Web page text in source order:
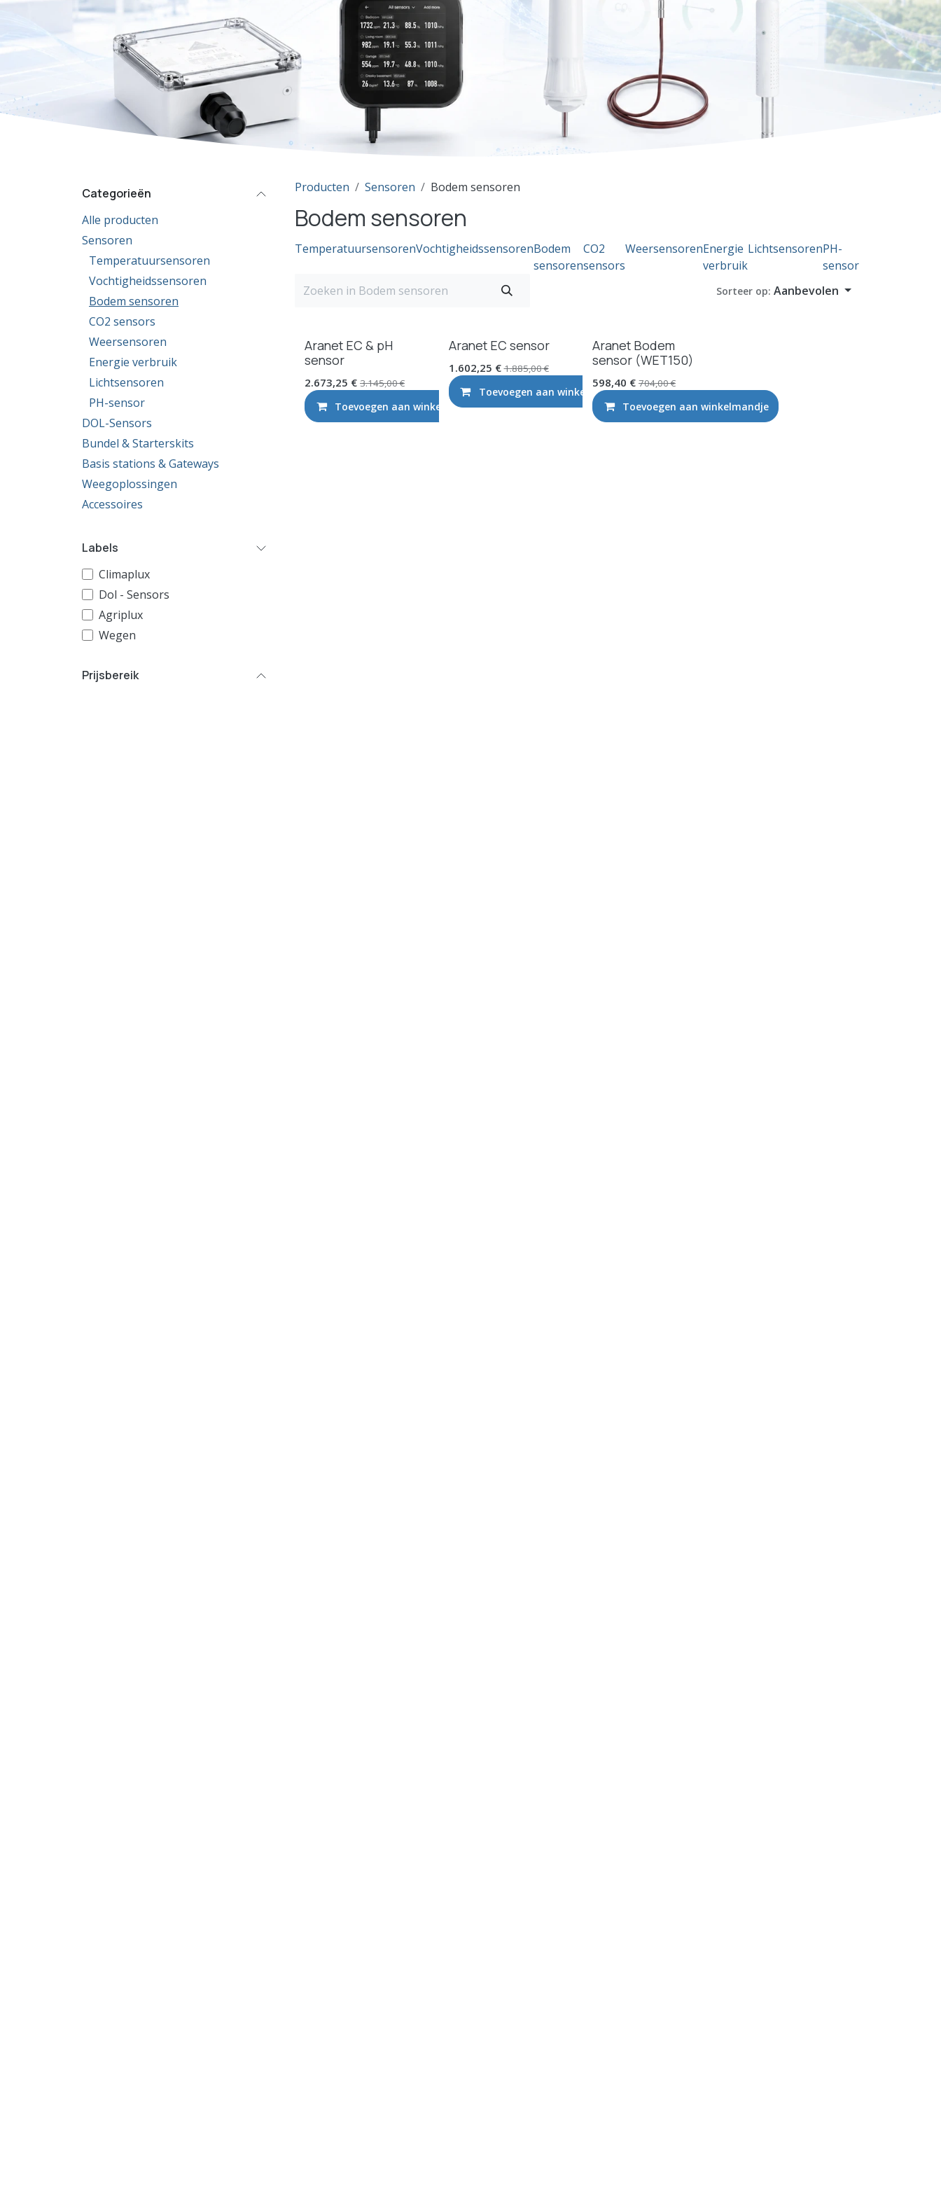
Categorieën
Alle producten
Sensoren
Temperatuursensoren
Vochtigheidssensoren
Bodem sensoren
CO2 sensors
Weersensoren
Energie verbruik
Lichtsensoren
PH-sensor
DOL-Sensors
Bundel & Starterskits
Basis stations & Gateways
Weegoplossingen
Accessoires
Labels
Climaplux
Dol - Sensors
Agriplux
Wegen
Prijsbereik
Producten Sensoren Bodem sensoren
Bodem sensoren
TemperatuursensorenVochtigheidssensorenBodem
sensoren
CO2
sensors
WeersensorenEnergie
verbruik
LichtsensorenPH-
sensor
Sorteer op: Aanbevolen
Aranet EC & pH
sensor
2.673,25 € 3.145,00€
Toevoegen aan winkelmandje
Aranet EC sensor
1.602,25 € 1.885,00€
Toevoegen aan winkelmandje
Aranet Bodem
sensor (WET150)
598,40 € 704,00€
Toevoegen aan winkelmandje